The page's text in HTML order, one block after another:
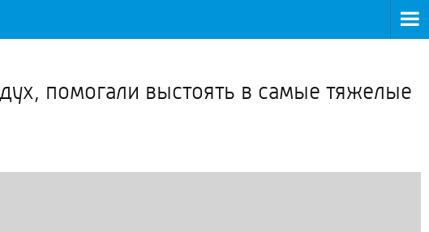
помогали выстоять в самые тяжелые